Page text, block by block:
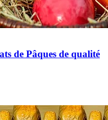
de Pâques de qualité